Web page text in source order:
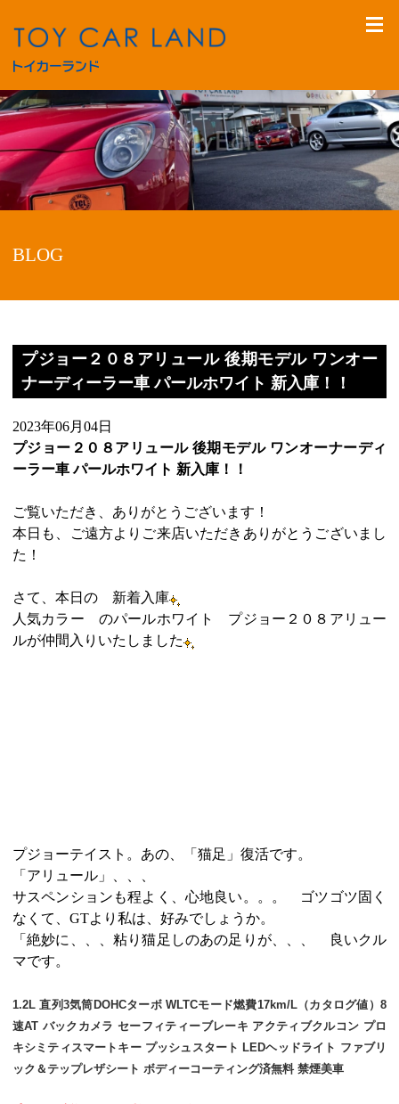
BLOG
プジョー２０８アリュール 後期モデル ワンオー
ナーディーラー車 パールホワイト 新入庫！！
2023年06月04日
プジョー２０８アリュール 後期モデル ワンオーナーディ
ーラー車パールホワイト 新入庫！！
ご覧いただき、ありがとうございます！
本日も、ご遠方よりご来店いただきありがとうございまし
た！
さて、本日の 新着入庫
人気カラー のパールホワイト プジョー２０８アリュー
ルが仲間入りいたしました
プジョーテイスト。あの、「猫足」復活です。
「アリュール」、、、
サスペンションも程よく、心地良い。。。 ゴツゴツ固く
なくて、GTより私は、好みでしょうか。
「絶妙に、、、粘り猫足しのあの足りが、、、 良いクル
マです。
1.2L 直列3気筒DOHCターボ WLTCモード燃費17km/L（カタログ値）8
速AT バックカメラ セーフィティーブレーキ アクティブクルコン プロ
キシミティスマートキー プッシュスタート LEDヘッドライト ファブリ
ック＆テップレザシート ボディーコーティング済無料 禁煙美車